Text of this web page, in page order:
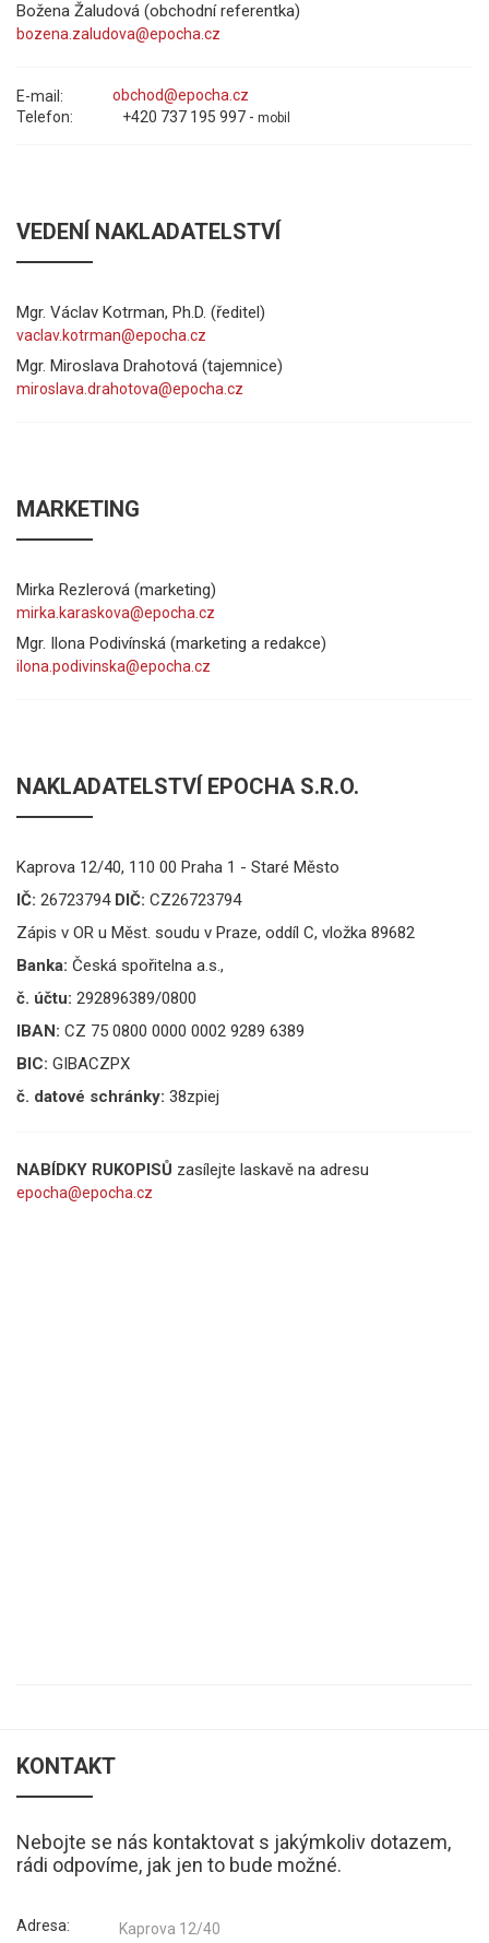
Božena Žaludová (obchodní referentka)
E-mail:
Telefon:
+420 737 195 997 - mobil
VEDENÍ NAKLADATELSTVÍ
Mgr. Václav Kotrman, Ph.D. (ředitel)
Mgr. Miroslava Drahotová (tajemnice)
MARKETING
Mirka Rezlerová (marketing)
Mgr. Ilona Podivínská (marketing a redakce)
NAKLADATELSTVÍ EPOCHA S.R.O.
Kaprova 12/40, 110 00 Praha 1 - Staré Město
IČ: 26723794 DIČ: CZ26723794
Zápis v OR u Měst. soudu v Praze, oddíl C, vložka 89682
Banka: Česká spořitelna a.s.,
č. účtu: 292896389/0800
IBAN: CZ 75 0800 0000 0002 9289 6389
BIC: GIBACZPX
č. datové schránky: 38zpiej
NABÍDKY RUKOPISŮ zasílejte laskavě na adresu
KONTAKT
Nebojte se nás kontaktovat s jakýmkoliv dotazem,
rádi odpovíme, jak jen to bude možné.
Adresa:
Kaprova 12/40